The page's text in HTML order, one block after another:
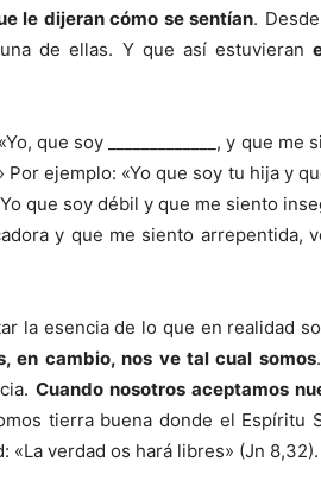
le dijeran cómo se sentían.
de ellas. Y que así estuvieran
que soy _____________, y que me
Por ejemplo: «Yo que soy tu hija y
que soy débil y que me siento
y que me siento arrepentida,
la esencia de lo que en realidad
en cambio, nos ve tal cual somos
Cuando nosotros aceptamos
tierra buena donde el Espíritu
verdad os hará libres» (Jn 8,32).